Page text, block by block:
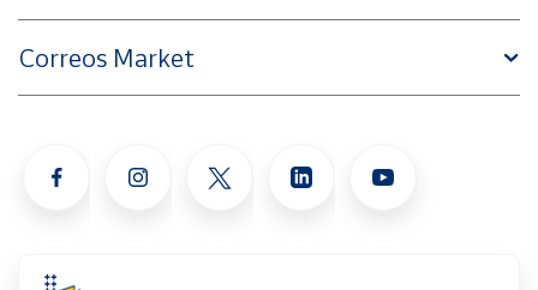
Correos Market